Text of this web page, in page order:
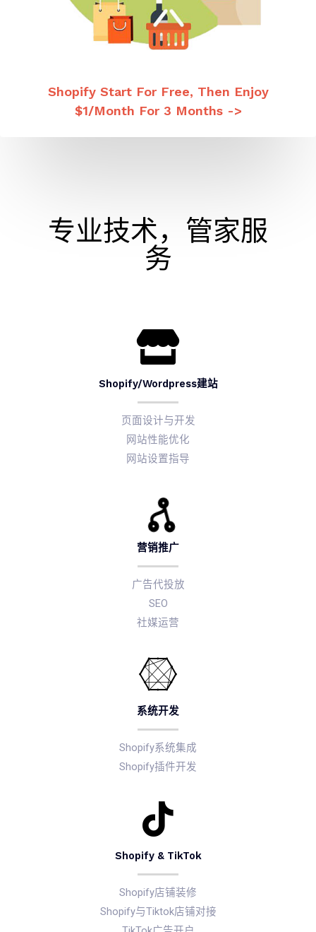
Shopify Start For Free, Then Enjoy
$1/month For 3 Months ->
专业技术，管家服
务
Shopify/Wordpress建站
页面设计与开发
网站性能优化
网站设置指导
营销推广
广告代投放
SEO
社媒运营
系统开发​
Shopify系统集成
Shopify插件开发
Shopify & TikTok
Shopify店铺装修
Shopify与Tiktok店铺对接